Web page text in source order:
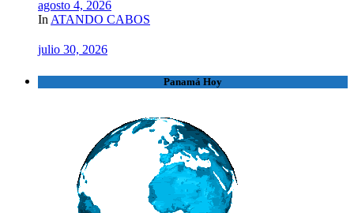
agosto 4, 2026
In ATANDO CABOS
julio 30, 2026
Panamá Hoy